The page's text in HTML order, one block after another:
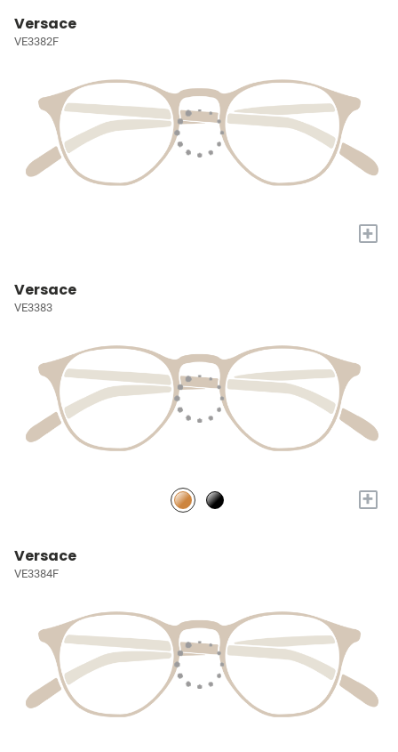
Versace
VE3382F
+
Versace
VE3383
+
Versace
VE3384F